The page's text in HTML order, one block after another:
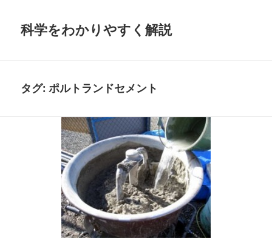
科学をわかりやすく解説
タグ:ポルトランドセメント